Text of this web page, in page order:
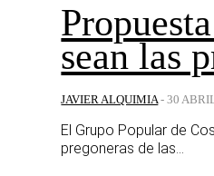
sean las
JAVIER ALQUIMIA - 30
El Grupo Popular de
pregoneras de las...